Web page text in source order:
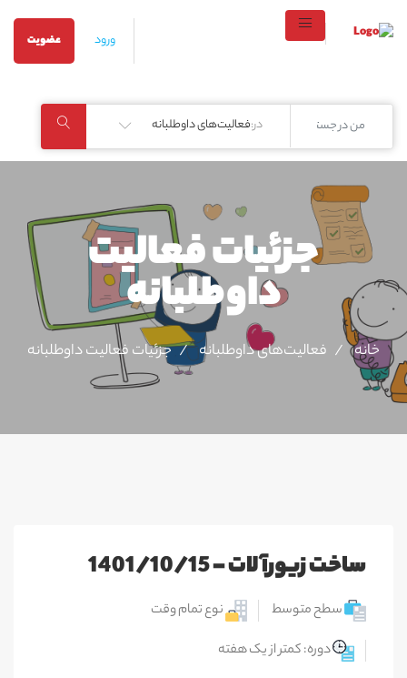
ورود عضویت
در:فعالیت‌های داوطلبانه
جزئیات فعالیت‌
داوطلبانه
خانه فعالیت‌های داوطلبانه جزئیات فعالیت‌ داوطلبانه
ساخت زيورآلات - 1401/10/15
سطح متوسط
نوع تمام وقت
دوره: کمتر از یک هفته